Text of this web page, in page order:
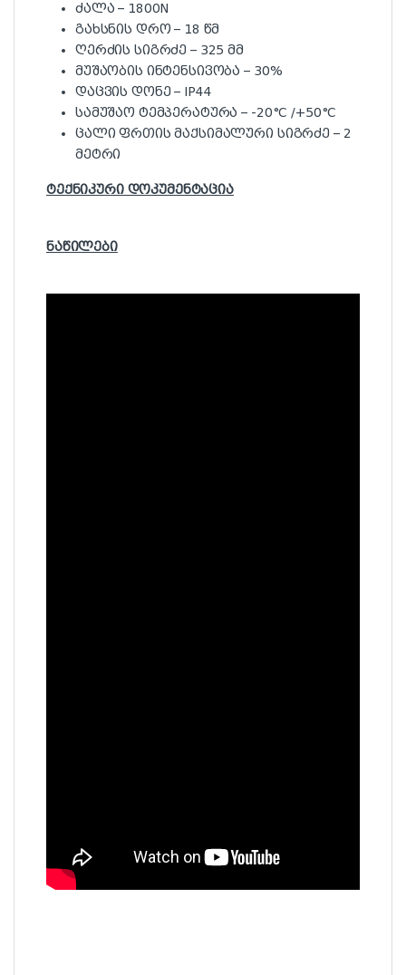
ძალა – 1800N
გახსნის დრო – 18 წმ
ღერძის სიგრძე – 325 მმ
მუშაობის ინტენსივობა – 30%
დაცვის დონე – IP44
სამუშაო ტემპერატურა – -20°C /+50°C
ცალი ფრთის მაქსიმალური სიგრძე – 2
მეტრი
ტექნიკური დოკუმენტაცია
ნაწილები